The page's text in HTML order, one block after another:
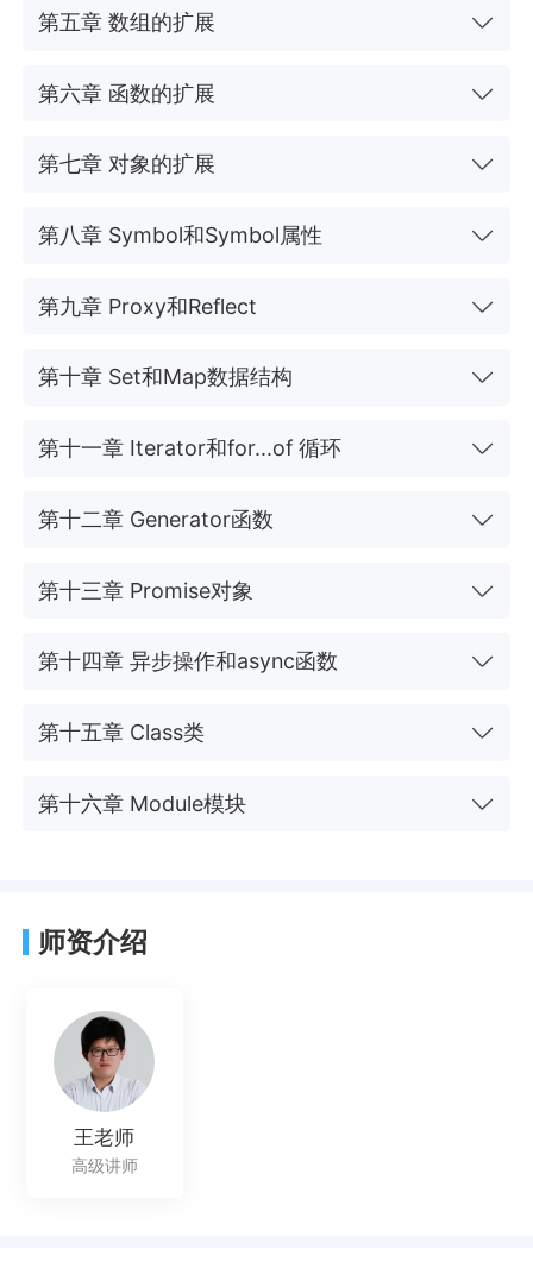
第五章 数组的扩展
第六章 函数的扩展
第七章 对象的扩展
第八章 Symbol和Symbol属性
第九章 Proxy和Reflect
第十章 Set和Map数据结构
第十一章 Iterator和for...of 循环
第十二章 Generator函数
第十三章 Promise对象
第十四章 异步操作和async函数
第十五章 Class类
第十六章 Module模块
师资介绍
王老师
高级讲师